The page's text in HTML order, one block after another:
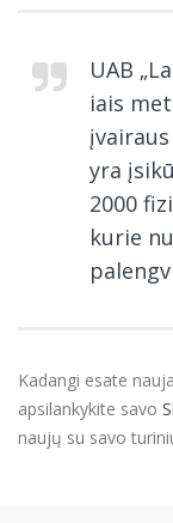
UAB
iais
yra
2000
kurie
Kadangi esate
apsilankykite savo
naujų su savo